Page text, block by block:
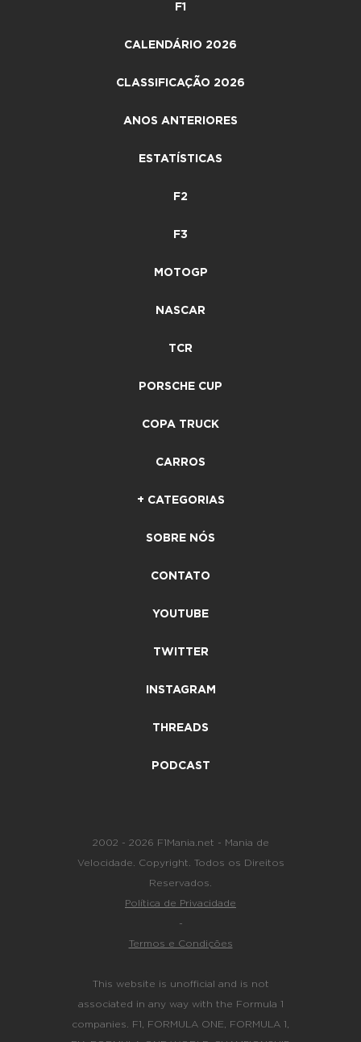
F1
CALENDÁRIO 2026
CLASSIFICAÇÃO 2026
ANOS ANTERIORES
ESTATÍSTICAS
F2
F3
MOTOGP
NASCAR
TCR
PORSCHE CUP
COPA TRUCK
CARROS
+ CATEGORIAS
SOBRE NÓS
CONTATO
YOUTUBE
TWITTER
INSTAGRAM
THREADS
PODCAST
2002 - 2026 F1Mania.net - Mania de
Velocidade. Copyright. Todos os Direitos
Reservados.
Política de Privacidade
-
Termos e Condições
This website is unofficial and is not
associated in any way with the Formula 1
companies. F1, FORMULA ONE, FORMULA 1,